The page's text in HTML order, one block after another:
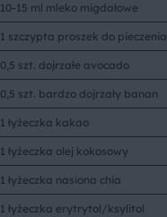
10-15 ml mleko migdałowe
1 szczypta proszek do pieczenia
0,5 szt. dojrzałe avocado
0,5 szt. bardzo dojrzały banan
1 łyżeczka kakao
1 łyżeczka olej kokosowy
1 łyżeczka nasiona chia
1 łyżeczka erytrytol/ksylitol